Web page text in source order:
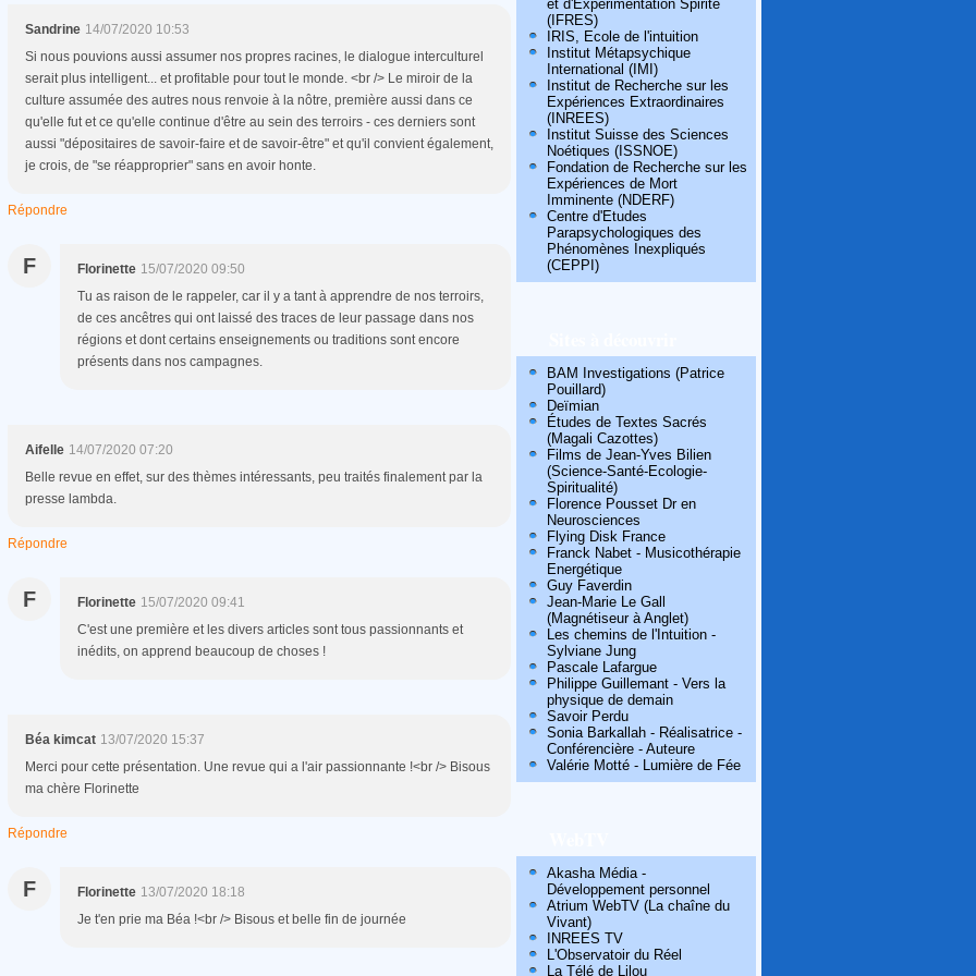
Sandrine 14/07/2020 10:53
Si nous pouvions aussi assumer nos propres racines, le dialogue interculturel
serait plus intelligent... et profitable pour tout le monde. <br /> Le miroir de la
culture assumée des autres nous renvoie à la nôtre, première aussi dans ce
qu'elle fut et ce qu'elle continue d'être au sein des terroirs - ces derniers sont
aussi "dépositaires de savoir-faire et de savoir-être" et qu'il convient également,
je crois, de "se réapproprier" sans en avoir honte.
Répondre
F Florinette 15/07/2020 09:50
Tu as raison de le rappeler, car il y a tant à apprendre de nos terroirs,
de ces ancêtres qui ont laissé des traces de leur passage dans nos
régions et dont certains enseignements ou traditions sont encore
présents dans nos campagnes.
Aifelle 14/07/2020 07:20
Belle revue en effet, sur des thèmes intéressants, peu traités finalement par la
presse lambda.
Répondre
F Florinette 15/07/2020 09:41
C'est une première et les divers articles sont tous passionnants et
inédits, on apprend beaucoup de choses !
Béa kimcat 13/07/2020 15:37
Merci pour cette présentation. Une revue qui a l'air passionnante !<br /> Bisous
ma chère Florinette
Répondre
F Florinette 13/07/2020 18:18
Je t'en prie ma Béa !<br /> Bisous et belle fin de journée
et d'Expérimentation Spirite
(IFRES)
IRIS, Ecole de l'intuition
Institut Métapsychique
International (IMI)
Institut de Recherche sur les
Expériences Extraordinaires
(INREES)
Institut Suisse des Sciences
Noétiques (ISSNOE)
Fondation de Recherche sur les
Expériences de Mort
Imminente (NDERF)
Centre d'Etudes
Parapsychologiques des
Phénomènes Inexpliqués
(CEPPI)
BAM Investigations (Patrice
Pouillard)
Deïmian
Études de Textes Sacrés
(Magali Cazottes)
Films de Jean-Yves Bilien
(Science-Santé-Ecologie-
Spiritualité)
Florence Pousset Dr en
Neurosciences
Flying Disk France
Franck Nabet - Musicothérapie
Energétique
Guy Faverdin
Jean-Marie Le Gall
(Magnétiseur à Anglet)
Les chemins de l'Intuition -
Sylviane Jung
Pascale Lafargue
Philippe Guillemant - Vers la
physique de demain
Savoir Perdu
Sonia Barkallah - Réalisatrice -
Conférencière - Auteure
Valérie Motté - Lumière de Fée
Akasha Média -
Développement personnel
Atrium WebTV (La chaîne du
Vivant)
INREES TV
L'Observatoir du Réel
La Télé de Lilou